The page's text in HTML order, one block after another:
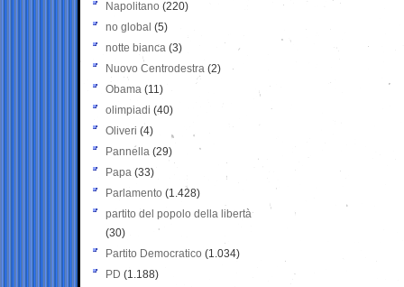
Napolitano (220)
no global (5)
notte bianca (3)
Nuovo Centrodestra (2)
Obama (11)
olimpiadi (40)
Oliveri (4)
Pannella (29)
Papa (33)
Parlamento (1.428)
partito del popolo della libertà
(30)
Partito Democratico (1.034)
PD (1.188)